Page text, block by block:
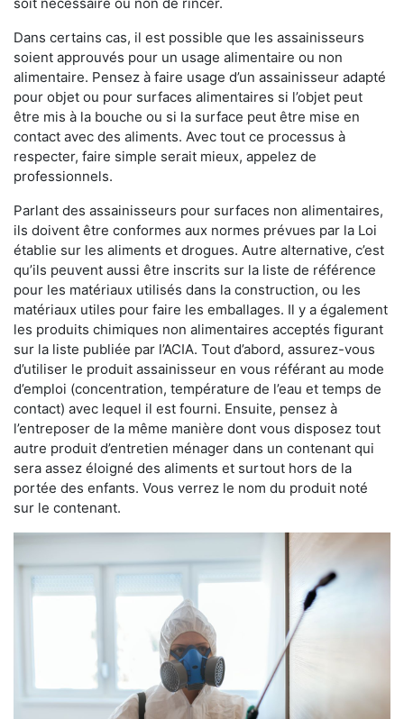
Dans certains cas, il est possible que les assainisseurs
soient approuvés pour un usage alimentaire ou non
alimentaire. Pensez à faire usage d’un assainisseur adapté
pour objet ou pour surfaces alimentaires si l’objet peut
être mis à la bouche ou si la surface peut être mise en
contact avec des aliments. Avec tout ce processus à
respecter, faire simple serait mieux, appelez de
professionnels.
Parlant des assainisseurs pour surfaces non alimentaires,
ils doivent être conformes aux normes prévues par la Loi
établie sur les aliments et drogues. Autre alternative, c’est
qu’ils peuvent aussi être inscrits sur la liste de référence
pour les matériaux utilisés dans la construction, ou les
matériaux utiles pour faire les emballages. Il y a également
les produits chimiques non alimentaires acceptés figurant
sur la liste publiée par l’ACIA. Tout d’abord, assurez-vous
d’utiliser le produit assainisseur en vous référant au mode
d’emploi (concentration, température de l’eau et temps de
contact) avec lequel il est fourni. Ensuite, pensez à
l’entreposer de la même manière dont vous disposez tout
autre produit d’entretien ménager dans un contenant qui
sera assez éloigné des aliments et surtout hors de la
portée des enfants. Vous verrez le nom du produit noté
sur le contenant.